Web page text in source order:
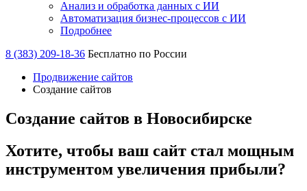
Анализ и обработка данных с ИИ
Автоматизация бизнес-процессов с ИИ
Подробнее
8 (383) 209-18-36 Бесплатно по России
Продвижение сайтов
Создание сайтов
Создание сайтов в Новосибирске
Хотите, чтобы ваш сайт стал мощным
инструментом увеличения прибыли?